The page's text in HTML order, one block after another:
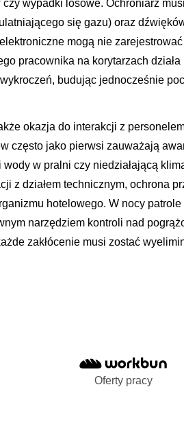
wypadki losowe. Ochroniarz
się gazu) oraz
mogą nie
pracownika na korytarzach
budując jednocześnie
okazja do interakcji z
często jako pierwsi zauważają
wody w pralni czy niedziałającą
z działem technicznym, ochrona
hotelowego. W nocy
narzędziem kontroli nad
zakłócenie musi zostać
Oferty pracy